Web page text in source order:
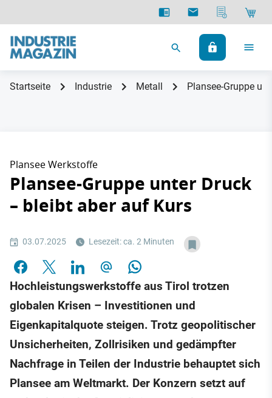
Startseite Industrie Metall Plansee-Gruppe
Plansee Werkstoffe
Plansee-Gruppe unter Druck
– bleibt aber auf Kurs
03.07.2025 Lesezeit: ca. 2 Minuten
Hochleistungswerkstoffe aus Tirol trotzen
globalen Krisen – Investitionen und
Eigenkapitalquote steigen. Trotz geopolitischer
Unsicherheiten, Zollrisiken und gedämpfter
Nachfrage in Teilen der Industrie behauptet sich
Plansee am Weltmarkt. Der Konzern setzt auf